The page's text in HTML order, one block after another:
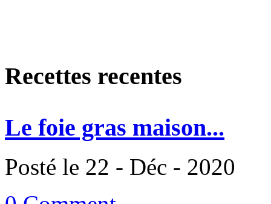
Recettes recentes
Le foie gras maison...
Posté le 22 - Déc - 2020